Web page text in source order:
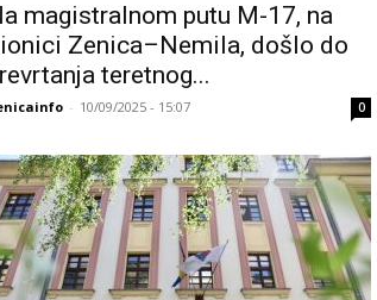
magistralnom putu M-17, na
Zenica–Nemila, došlo do
teretnog...
- 10/09/2025 - 15:07 0